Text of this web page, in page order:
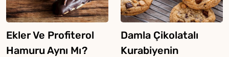
Ekler Ve Profiterol
Hamuru Aynı Mı?
Damla Çikolatalı
Kurabiyenin